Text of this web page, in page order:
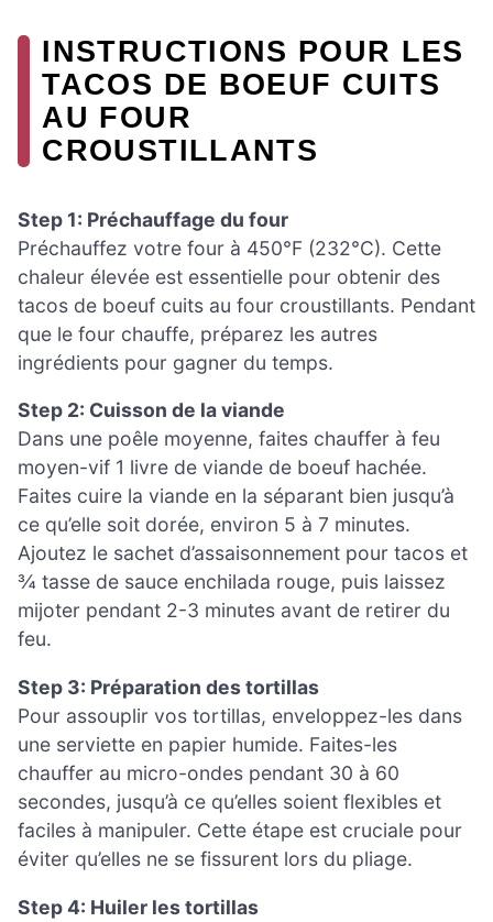
INSTRUCTIONS POUR LES
TACOS DE BOEUF CUITS
AU FOUR
CROUSTILLANTS
Step 1: Préchauffage du four
Préchauffez votre four à 450°F (232°C). Cette
chaleur élevée est essentielle pour obtenir des
tacos de boeuf cuits au four croustillants. Pendant
que le four chauffe, préparez les autres
ingrédients pour gagner du temps.
Step 2: Cuisson de la viande
Dans une poêle moyenne, faites chauffer à feu
moyen-vif 1 livre de viande de boeuf hachée.
Faites cuire la viande en la séparant bien jusqu’à
ce qu’elle soit dorée, environ 5 à 7 minutes.
Ajoutez le sachet d’assaisonnement pour tacos et
¾ tasse de sauce enchilada rouge, puis laissez
mijoter pendant 2-3 minutes avant de retirer du
feu.
Step 3: Préparation des tortillas
Pour assouplir vos tortillas, enveloppez-les dans
une serviette en papier humide. Faites-les
chauffer au micro-ondes pendant 30 à 60
secondes, jusqu’à ce qu’elles soient flexibles et
faciles à manipuler. Cette étape est cruciale pour
éviter qu’elles ne se fissurent lors du pliage.
Step 4: Huiler les tortillas